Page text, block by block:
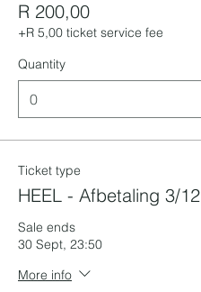
R 200,00
+R 5,00 ticket service fee
Quantity
Ticket type
HEEL - Afbetaling 3/12
Sale ends
30 Sept, 23:50
More info